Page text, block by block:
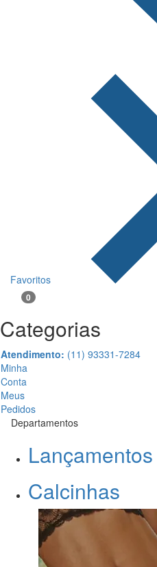
Favoritos
0
Categorias
Atendimento: (11) 93331-7284
Minha
Conta
Meus
Pedidos
Departamentos
Lançamentos
Calcinhas